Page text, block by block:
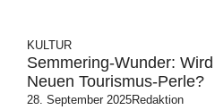
KULTUR
Semmering-Wunder:
Neuen Tourismus-Perle?
28. September 2025Redaktion